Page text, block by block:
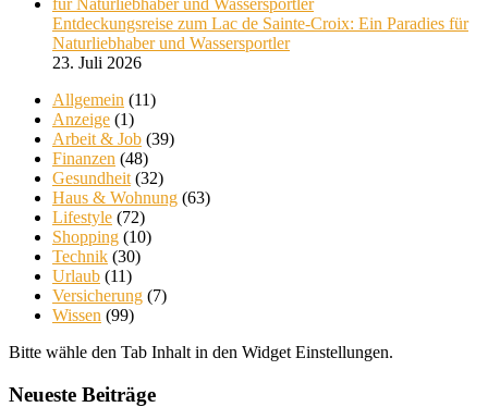
Entdeckungsreise zum Lac de Sainte-Croix: Ein Paradies für
Naturliebhaber und Wassersportler
23. Juli 2026
Allgemein (11)
Anzeige (1)
Arbeit & Job (39)
Finanzen (48)
Gesundheit (32)
Haus & Wohnung (63)
Lifestyle (72)
Shopping (10)
Technik (30)
Urlaub (11)
Versicherung (7)
Wissen (99)
Bitte wähle den Tab Inhalt in den Widget Einstellungen.
Neueste Beiträge